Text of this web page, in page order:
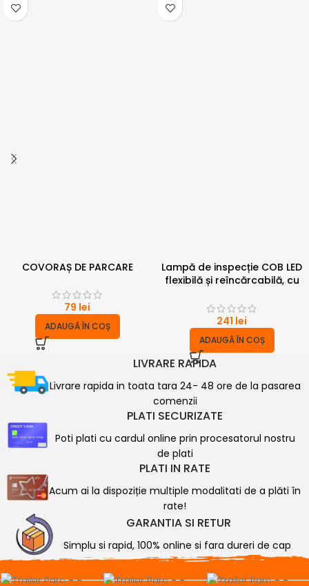
COVORAȘ DE PARCARE
79 lei
ADAUGĂ ÎN COȘ
Lampă de inspecție COB LED
flexibilă și reîncărcabilă, cu
241 lei
ADAUGĂ ÎN COȘ
LIVRARE RAPIDA
Livrare rapida in toata tara 24- 48 ore de la pasarea
comenzii
PLATI SECURIZATE
Poti plati cu cardul online prin procesatorul nostru
de plati
PLATI IN RATE
Acum ai la dispoziție multiple modalitati de a plăti în
rate!
GARANTIA SI RETUR
Simplu si rapid, 100% online si fara dureri de cap